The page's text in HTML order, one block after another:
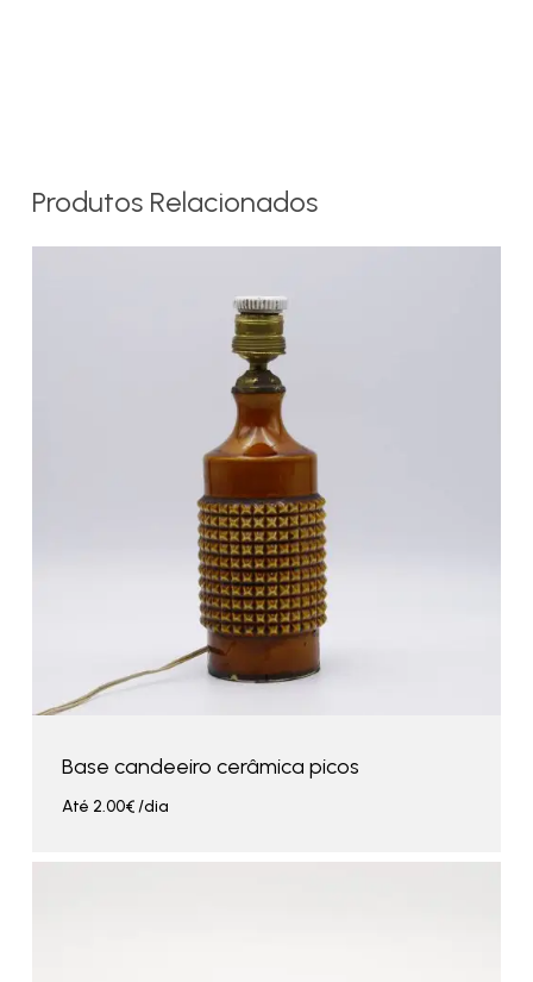
Produtos Relacionados
Base candeeiro cerâmica picos
Até 2.00€/dia